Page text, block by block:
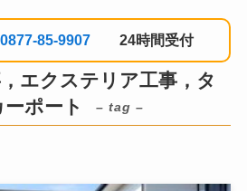
0877-85-9907 24時間受付
エクステリア工事，タ
ポート
– tag –